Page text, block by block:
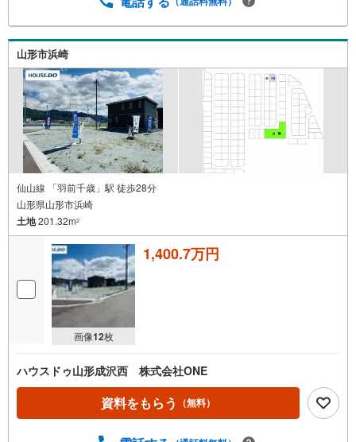
山形市浜崎
仙山線 「羽前千歳」駅 徒歩28分
山形県山形市浜崎
土地201.32m2
画像12枚
1,400.7万円
ハウスドゥ山形成沢西 株式会社ONE
資料をもらう （無料）